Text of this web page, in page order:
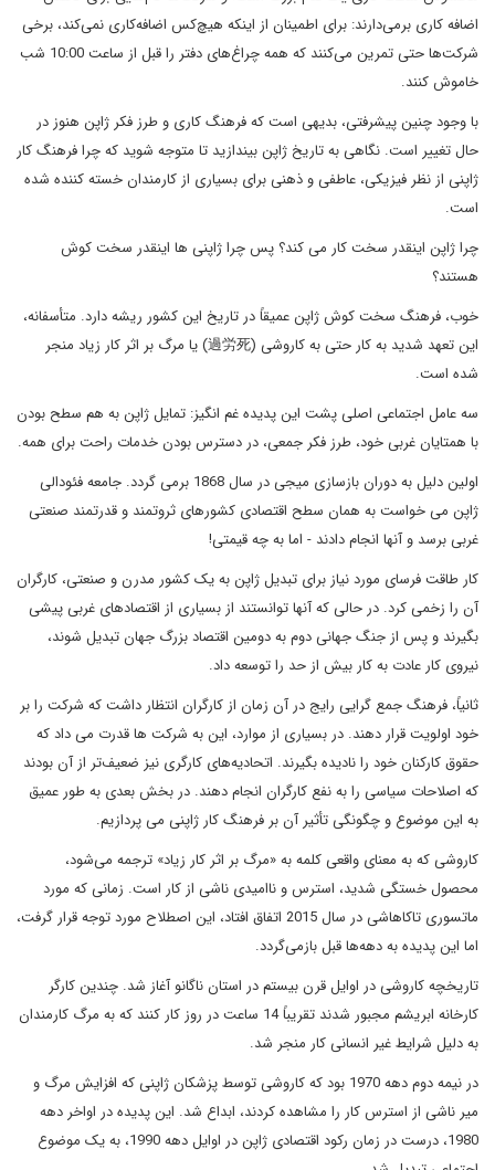
اضافه کاری برمی‌دارند: برای اطمینان از اینکه هیچ‌کس اضافه‌کاری نمی‌کند، برخی
شرکت‌ها حتی تمرین می‌کنند که همه چراغ‌های دفتر را قبل از ساعت 10:00 شب
خاموش کنند.
با وجود چنین پیشرفتی، بدیهی است که فرهنگ کاری و طرز فکر ژاپن هنوز در
حال تغییر است. نگاهی به تاریخ ژاپن بیندازید تا متوجه شوید که چرا فرهنگ کار
ژاپنی از نظر فیزیکی، عاطفی و ذهنی برای بسیاری از کارمندان خسته کننده شده
است.
چرا ژاپن اینقدر سخت کار می کند؟ پس چرا ژاپنی ها اینقدر سخت کوش
هستند؟
خوب، فرهنگ سخت کوش ژاپن عمیقاً در تاریخ این کشور ریشه دارد. متأسفانه،
این تعهد شدید به کار حتی به کاروشی (過労死) یا مرگ بر اثر کار زیاد منجر
شده است.
سه عامل اجتماعی اصلی پشت این پدیده غم انگیز: تمایل ژاپن به هم سطح بودن
با همتایان غربی خود، طرز فکر جمعی، در دسترس بودن خدمات راحت برای همه.
اولین دلیل به دوران بازسازی میجی در سال 1868 برمی گردد. جامعه فئودالی
ژاپن می خواست به همان سطح اقتصادی کشورهای ثروتمند و قدرتمند صنعتی
غربی برسد و آنها انجام دادند - اما به چه قیمتی!
کار طاقت فرسای مورد نیاز برای تبدیل ژاپن به یک کشور مدرن و صنعتی، کارگران
آن را زخمی کرد. در حالی که آنها توانستند از بسیاری از اقتصادهای غربی پیشی
بگیرند و پس از جنگ جهانی دوم به دومین اقتصاد بزرگ جهان تبدیل شوند،
نیروی کار عادت به کار بیش از حد را توسعه داد.
ثانیاً، فرهنگ جمع گرایی رایج در آن زمان از کارگران انتظار داشت که شرکت را بر
خود اولویت قرار دهند. در بسیاری از موارد، این به شرکت ها قدرت می داد که
حقوق کارکنان خود را نادیده بگیرند. اتحادیه‌های کارگری نیز ضعیف‌تر از آن بودند
که اصلاحات سیاسی را به نفع کارگران انجام دهند. در بخش بعدی به طور عمیق
به این موضوع و چگونگی تأثیر آن بر فرهنگ کار ژاپنی می پردازیم.
کاروشی که به معنای واقعی کلمه به «مرگ بر اثر کار زیاد» ترجمه می‌شود،
محصول خستگی شدید، استرس و ناامیدی ناشی از کار است. زمانی که مورد
ماتسوری تاکاهاشی در سال 2015 اتفاق افتاد، این اصطلاح مورد توجه قرار گرفت،
اما این پدیده به دهه‌ها قبل بازمی‌گردد.
تاریخچه کاروشی در اوایل قرن بیستم در استان ناگانو آغاز شد. چندین کارگر
کارخانه ابریشم مجبور شدند تقریباً 14 ساعت در روز کار کنند که به مرگ کارمندان
به دلیل شرایط غیر انسانی کار منجر شد.
در نیمه دوم دهه 1970 بود که کاروشی توسط پزشکان ژاپنی که افزایش مرگ و
میر ناشی از استرس کار را مشاهده کردند، ابداع شد. این پدیده در اواخر دهه
1980، درست در زمان رکود اقتصادی ژاپن در اوایل دهه 1990، به یک موضوع